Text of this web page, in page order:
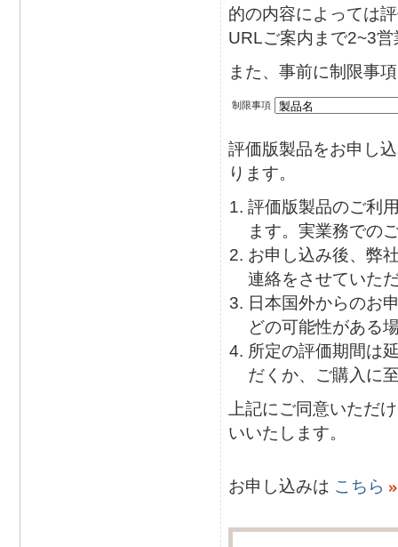
的の内容によっては
URLご案内まで2~3
また、事前に制限事
制限事項
評価版製品をお申し
ります。
評価版製品のご利
ます。実業務での
お申し込み後、弊
連絡をさせていた
日本国外からのお
どの可能性がある
所定の評価期間は
だくか、ご購入に
上記にご同意いただ
いいたします。
お申し込みは こちら